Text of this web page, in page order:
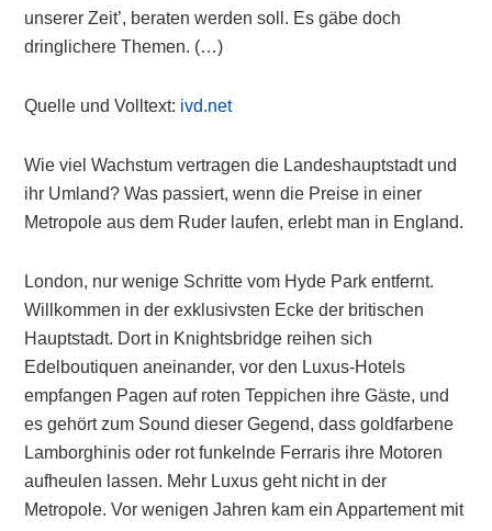
unserer Zeit’, beraten werden soll. Es gäbe doch
dringlichere Themen. (…)
Quelle und Volltext: ivd.net
Wie viel Wachstum vertragen die Landeshauptstadt und
ihr Umland? Was passiert, wenn die Preise in einer
Metropole aus dem Ruder laufen, erlebt man in England.
London, nur wenige Schritte vom Hyde Park entfernt.
Willkommen in der exklusivsten Ecke der britischen
Hauptstadt. Dort in Knightsbridge reihen sich
Edelboutiquen aneinander, vor den Luxus-Hotels
empfangen Pagen auf roten Teppichen ihre Gäste, und
es gehört zum Sound dieser Gegend, dass goldfarbene
Lamborghinis oder rot funkelnde Ferraris ihre Motoren
aufheulen lassen. Mehr Luxus geht nicht in der
Metropole. Vor wenigen Jahren kam ein Appartement mit